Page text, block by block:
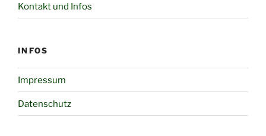
Kontakt und Infos
INFOS
Impressum
Datenschutz